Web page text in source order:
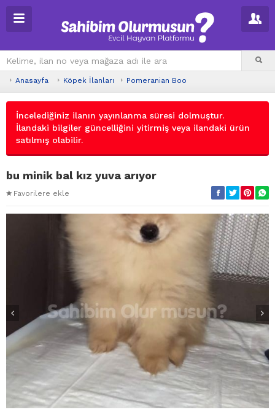
Anasayfa Köpek İlanları Pomeranian Boo
İncelediğiniz ilanın yayınlanma süresi dolmuştur.
İlandaki bilgiler güncelliğini yitirmiş veya ilandaki ürün
satılmış olabilir.
bu minik bal kız yuva arıyor
Favorilere ekle